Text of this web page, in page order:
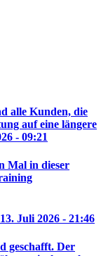
alle Kunden, die
auf eine längere
- 09:21
Mal in dieser
13. Juli 2026 - 21:46
geschafft. Der